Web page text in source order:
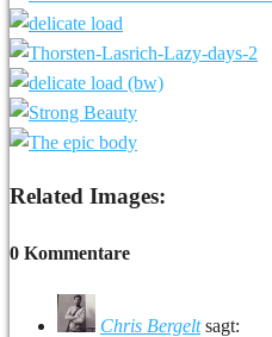
Related Images:
0 Kommentare
Chris Bergelt sagt: